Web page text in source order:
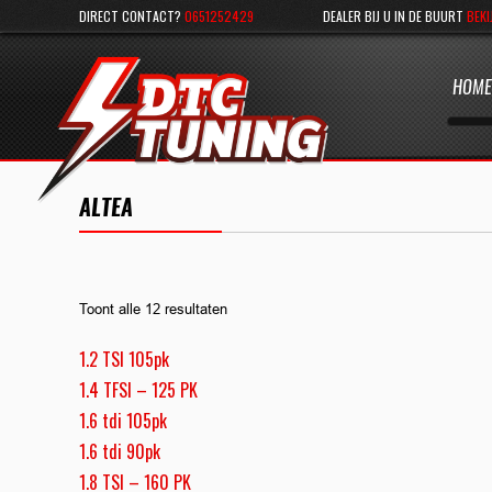
DIRECT CONTACT? 0651252429 DEALER BIJ U IN DE BUURT
HOME
ALTEA
Toont alle 12 resultaten
1.2 TSI 105pk
1.4 TFSI – 125 PK
1.6 tdi 105pk
1.6 tdi 90pk
1.8 TSI – 160 PK